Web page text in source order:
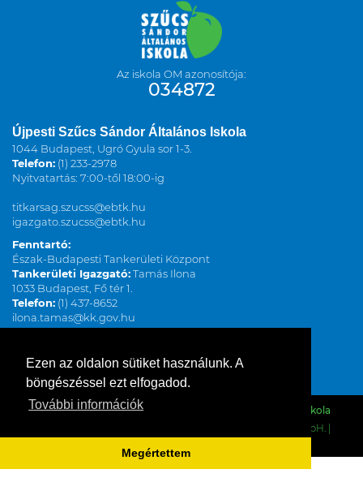
Ezen az oldalon sütiket használunk. A
böngészéssel ezt elfogadod.
További információk
Megértettem
Az iskola OM azonosítója:
034872
Újpesti Szűcs Sándor Általános Iskola
1044 Budapest, Ugró Gyula sor 1-3.
Telefon: (1) 233-2978
Nyitvatartás: 7:00-től 18:00-ig
titkarsag.szucss@ebtk.hu
igazgato.szucss@ebtk.hu
Fenntartó:
Észak-Budapesti Tankerületi Központ
Tankerületi Igazgató:Tamás Ilona
1033 Budapest, Fő tér 1.
Telefon: (1) 437-8652
ilona.tamas@kk.gov.hu
www.kk.gov.hu
© 2026. Minden jog fenntartva! |
Szűcs Sándor Általános Iskola
Deutsche Web GmbH.